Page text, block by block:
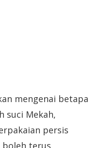
mengenai betapa
suci Mekah,
persis
terus